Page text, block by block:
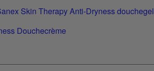
Douchecrème